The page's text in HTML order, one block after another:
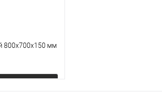
800х700х150 мм